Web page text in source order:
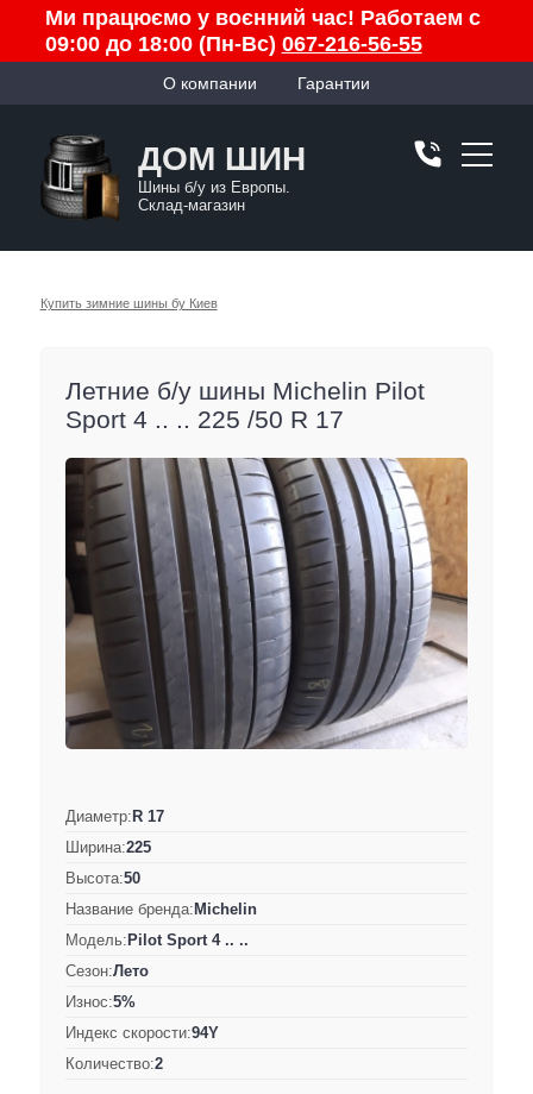
Ми працюємо у воєнний час! Работаем с
09:00 до 18:00 (Пн-Вс) 067-216-56-55
О компании Гарантии
ДОМ ШИН
Шины б/у из Европы.
Склад-магазин
Купить зимние шины бу Киев
Летние б/у шины Michelin Pilot
Sport 4 .. .. 225 /50 R 17
Диаметр:R 17
Ширина:225
Высота:50
Название бренда:Michelin
Модель:Pilot Sport 4 .. ..
Сезон:Лето
Износ:5%
Индекс скорости:94Y
Количество:2